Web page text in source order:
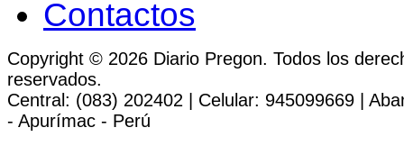
Contactos
Copyright © 2026 Diario Pregon. Todos los
reservados.
Central: (083) 202402 | Celular: 945099669 |
- Apurímac - Perú